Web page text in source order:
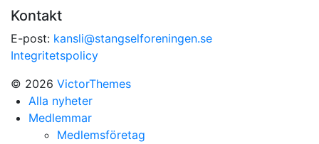
Kontakt
E-post: kansli@stangselforeningen.se
Integritetspolicy
© 2026 VictorThemes
Alla nyheter
Medlemmar
Medlemsföretag